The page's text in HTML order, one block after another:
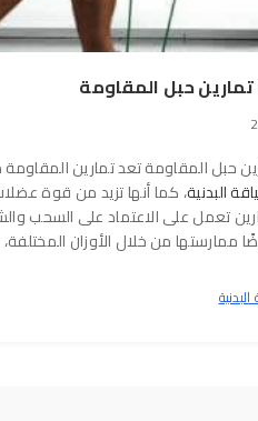
حبل المقاومة
حبل المقاومة تعد تمارين المقاومة
البدنية، كما أنها تزيد من قوة
تعمل على الاعتماد على السحب
ممارستها من خلال الأوزان
البدنية